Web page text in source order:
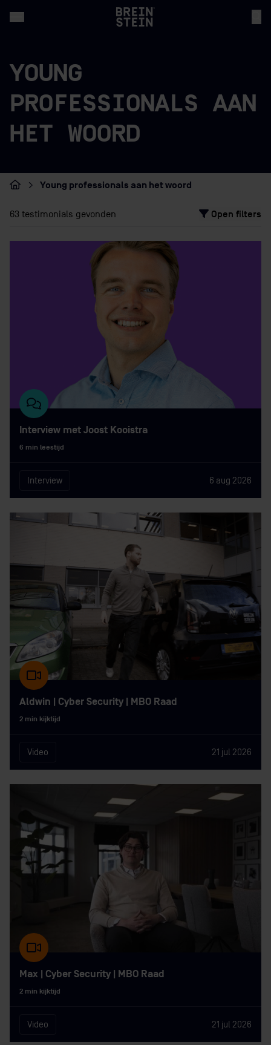
YOUNG
PROFESSIONALS AAN
HET WOORD
Home
Young professionals aan het woord
63 testimonials gevonden Open filters
Interview met Joost Kooistra
6 min leestijd
Interview 6 aug 2026
Aldwin | Cyber Security | MBO Raad
2 min kijktijd
Video 21 jul 2026
Max | Cyber Security | MBO Raad
2 min kijktijd
Video 21 jul 2026